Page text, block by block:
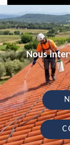
Nous